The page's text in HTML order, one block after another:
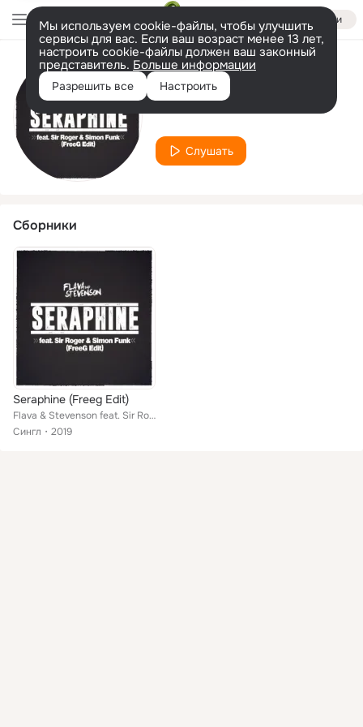
Войти
Мы используем cookie-файлы, чтобы улучшить
сервисы для вас. Если ваш возраст менее 13 лет,
настроить cookie-файлы должен ваш законный
представитель. Больше информации
Разрешить все Настроить
Исполнитель
Simon Funk
Слушать
Сборники
Seraphine (Freeg Edit)
Flava & Stevenson feat. Sir Roger, Simon Funk
Сингл
2019